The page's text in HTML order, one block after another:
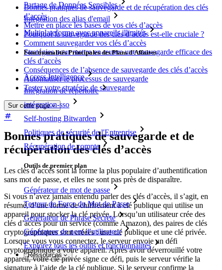
Partage de Données Sensibles
Intégration des alias d'email
Multiplateforme avec appareils illimités
Fonctionnalités Principales des Plans d'Affaires
Access Intelligence
Intégration de répertoire
intégration-sso
Self-hosting Bitwarden
Politiques de sécurité de l'Entreprise
Récupération de compte
Outils de premier plan
Générateur de mot de passe
Testeur de Force du Mot de Passe
Générateur de Phrase Secrète
Générateur de nom d'utilisateur
Explorez tous les outils et fonctionnalités
Ressources
Bonnes pratiques de sauvegarde et de récupération des clés
d’accès
Mettre en place les bases de vos clés d’accès
Pourquoi la sauvegarde des clés d’accès est-elle cruciale ?
Comment sauvegarder vos clés d’accès
Stratégies pour mettre en œuvre une sauvegarde efficace des
clés d’accès
Conséquences de l’absence de sauvegarde des clés d’accès
Automatiser le processus de sauvegarde
Tester votre stratégie de sauvegarde
Sur cette page
Bonnes pratiques de sauvegarde et de
récupération des clés d’accès
Les clés d’accès sont la forme la plus populaire d’authentification
sans mot de passe, et elles ne sont pas près de disparaître.
Si vous n’avez jamais entendu parler des clés d’accès, il s’agit, en
résumé, d’une forme de chiffrement à clé publique qui utilise un
appareil pour stocker la clé privée. Lorsqu’un utilisateur crée des
clés d’accès pour un service (comme Amazon), des paires de clés
cryptographiques sont créées : une clé publique et une clé privée.
Lorsque vous vous connectez, le serveur envoie un défi
cryptographique à votre appareil. Après avoir déverrouillé votre
appareil, votre clé privée signe ce défi, puis le serveur vérifie la
signature à l’aide de la clé publique. Si le serveur confirme la